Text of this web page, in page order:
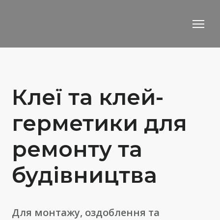
Клеї та клей-
герметики для
ремонту та
будівництва
Для монтажу, оздоблення та